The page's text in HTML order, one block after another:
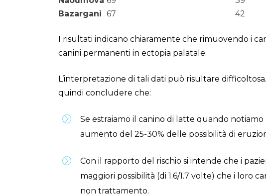
Bazargani 67 42
I risultati indicano chiaramente che rimuovendo i
canini permanenti in ectopia palatale.
L’interpretazione di tali dati può risultare difficoltosa.
quindi concludere che:
Se estraiamo il canino di latte quando
aumento del 25-30% delle possibilità di
Con il rapporto del rischio si intende che i
maggiori possibilità (di 1.6/1.7 volte) che i loro
non trattamento.